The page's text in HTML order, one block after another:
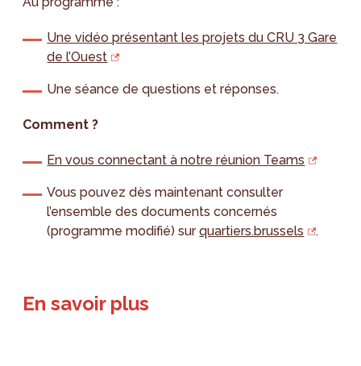
Une vidéo présentant les projets du CRU 3 Gare
de l’Ouest
Une séance de questions et réponses.
Comment ?
En vous connectant à notre réunion Teams
Vous pouvez dès maintenant consulter
l’ensemble des documents concernés
(programme modifié) surquartiers.brussels .
En savoir plus